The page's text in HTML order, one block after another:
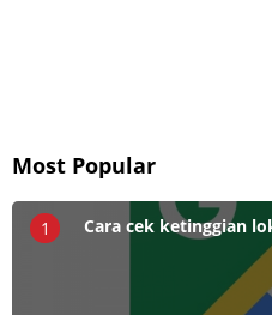
Most Popular
1 Cara cek ketinggian